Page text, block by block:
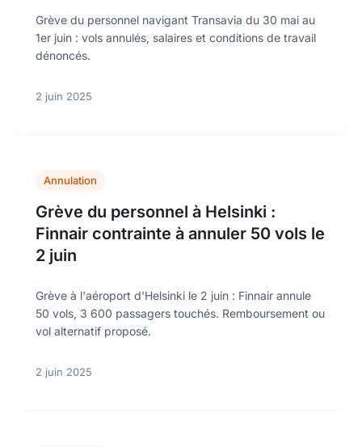
Grève du personnel navigant Transavia du 30 mai au
1er juin : vols annulés, salaires et conditions de travail
dénoncés.
2 juin 2025
Annulation
Grève du personnel à Helsinki :
Finnair contrainte à annuler 50 vols le
2 juin
Grève à l'aéroport d'Helsinki le 2 juin : Finnair annule
50 vols, 3 600 passagers touchés. Remboursement ou
vol alternatif proposé.
2 juin 2025